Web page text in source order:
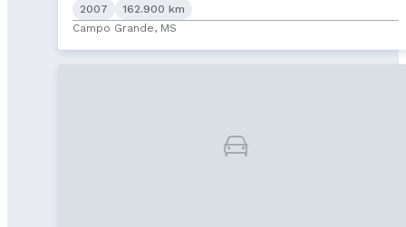
2007
162.900 km
Campo Grande, MS